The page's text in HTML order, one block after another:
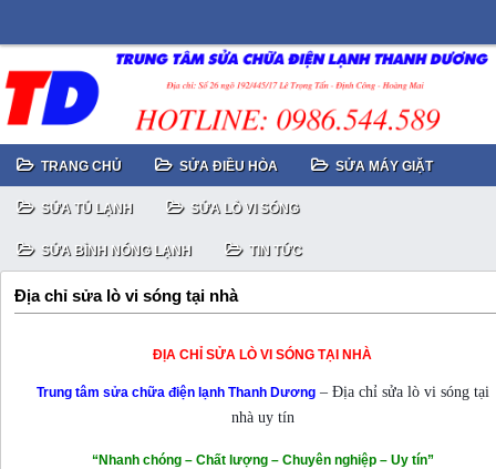
TRANG CHỦ SỬA ĐIỀU HÒA SỬA MÁY GIẶT
SỬA TỦ LẠNH SỬA LÒ VI SÓNG
SỬA BÌNH NÓNG LẠNH TIN TỨC
Địa chỉ sửa lò vi sóng tại nhà
ĐỊA CHỈ SỬA LÒ VI SÓNG TẠI NHÀ
Trung tâm sửa chữa điện lạnh Thanh Dương– Địa chỉ sửa lò vi sóng tại
nhà uy tín
“Nhanh chóng – Chất lượng – Chuyên nghiệp – Uy tín”